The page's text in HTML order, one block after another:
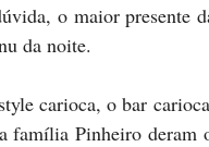
o maior presente
da noite.
família Pinheiro deram